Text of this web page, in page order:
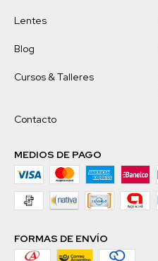
Lentes
Blog
Cursos & Talleres
Contacto
MEDIOS DE PAGO
FORMAS DE ENVÍO